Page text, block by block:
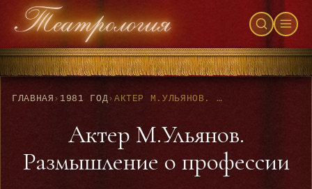
ГЛАВНАЯ › 1981 ГОД› АКТЕР М.УЛЬЯНОВ. РАЗМЫШЛЕНИЕ О ПРОФЕССИИ
Актер М.Ульянов.
Размышление о профессии